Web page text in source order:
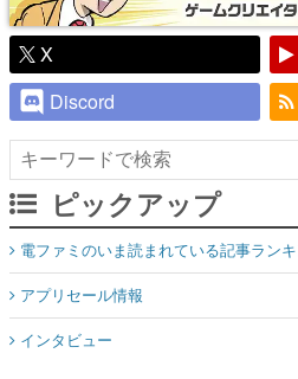
X
Discord
ピックアップ
電ファミのいま読まれている記事ラン
アプリセール情報
インタビュー